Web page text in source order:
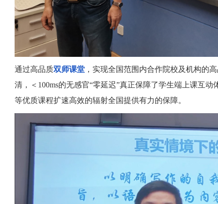
通过高品质双师课堂，实现全国范围内合作院校及机构的
清，＜100ms的无感官“零延迟”真正保障了学生端上课互
等优质课程扩速高效的辐射全国提供有力的保障。